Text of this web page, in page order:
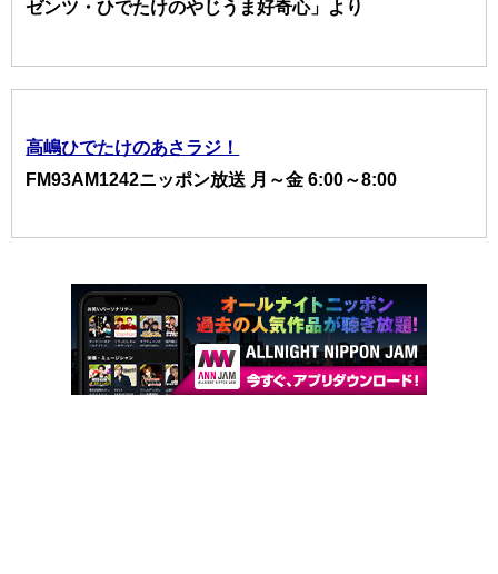
ゼンツ・ひでたけのやじうま好奇心」より
高嶋ひでたけのあさラジ！
FM93AM1242ニッポン放送 月～金 6:00～8:00